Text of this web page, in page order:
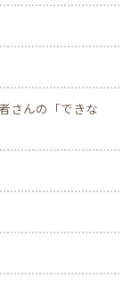
さんの「できな